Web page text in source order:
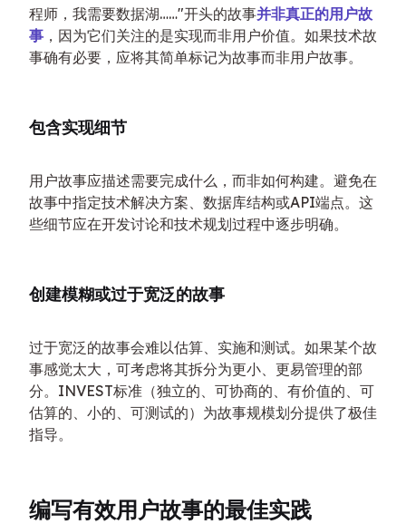
程师，我需要数据湖……"开头的故事并非真正的用户故
事 ，因为它们关注的是实现而非用户价值。如果技术故
事确有必要，应将其简单标记为故事而非用户故事。
包含实现细节
用户故事应描述需要完成什么，而非如何构建。避免在
故事中指定技术解决方案、数据库结构或API端点。这
些细节应在开发讨论和技术规划过程中逐步明确。
创建模糊或过于宽泛的故事
过于宽泛的故事会难以估算、实施和测试。如果某个故
事感觉太大，可考虑将其拆分为更小、更易管理的部
分。INVEST标准（独立的、可协商的、有价值的、可
估算的、小的、可测试的）为故事规模划分提供了极佳
指导。
编写有效用户故事的最佳实践